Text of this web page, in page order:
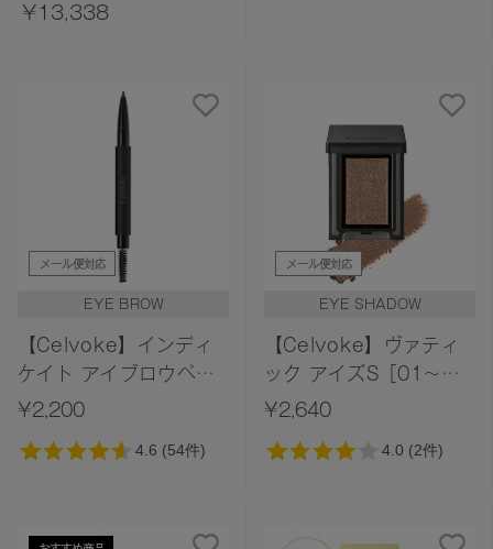
¥13,338
メール便対応
EYE BROW
【Celvoke】インディ
ケイト アイブロウペン
シル
¥2,200
メール便対応
EYE SHADOW
【Celvoke】ヴァティ
ック アイズS［01～
06,EX01］
¥2,640